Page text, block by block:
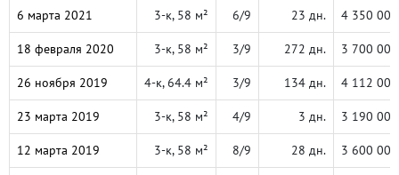
6 марта 2021 3-к, 58 м² 6/9 23 дн. 4 350 000
18 февраля 2020 3-к, 58 м² 3/9 272 дн. 3 700 000
26 ноября 2019 4-к, 64.4 м² 3/9 134 дн. 4 112 000
23 марта 2019 3-к, 58 м² 4/9 3 дн. 3 190 000
12 марта 2019 3-к, 58 м² 8/9 28 дн. 3 600 000